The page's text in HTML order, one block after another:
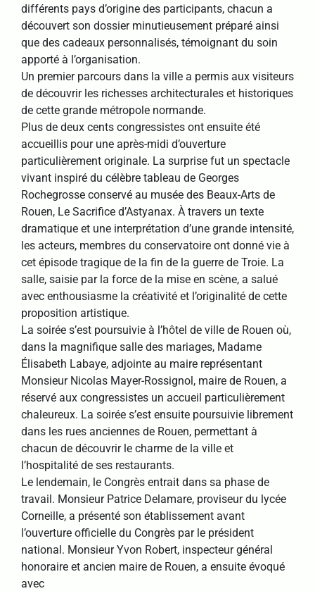
différents pays d’origine des participants, chacun a
découvert son dossier minutieusement préparé ainsi
que des cadeaux personnalisés, témoignant du soin
apporté à l’organisation.
Un premier parcours dans la ville a permis aux visiteurs
de découvrir les richesses architecturales et historiques
de cette grande métropole normande.
Plus de deux cents congressistes ont ensuite été
accueillis pour une après-midi d’ouverture
particulièrement originale. La surprise fut un spectacle
vivant inspiré du célèbre tableau de Georges
Rochegrosse conservé au musée des Beaux-Arts de
Rouen, Le Sacrifice d’Astyanax. À travers un texte
dramatique et une interprétation d’une grande intensité,
les acteurs, membres du conservatoire ont donné vie à
cet épisode tragique de la fin de la guerre de Troie. La
salle, saisie par la force de la mise en scène, a salué
avec enthousiasme la créativité et l’originalité de cette
proposition artistique.
La soirée s’est poursuivie à l’hôtel de ville de Rouen où,
dans la magnifique salle des mariages, Madame
Élisabeth Labaye, adjointe au maire représentant
Monsieur Nicolas Mayer-Rossignol, maire de Rouen, a
réservé aux congressistes un accueil particulièrement
chaleureux. La soirée s’est ensuite poursuivie librement
dans les rues anciennes de Rouen, permettant à
chacun de découvrir le charme de la ville et
l’hospitalité de ses restaurants.
Le lendemain, le Congrès entrait dans sa phase de
travail. Monsieur Patrice Delamare, proviseur du lycée
Corneille, a présenté son établissement avant
l’ouverture officielle du Congrès par le président
national. Monsieur Yvon Robert, inspecteur général
honoraire et ancien maire de Rouen, a ensuite évoqué
avec